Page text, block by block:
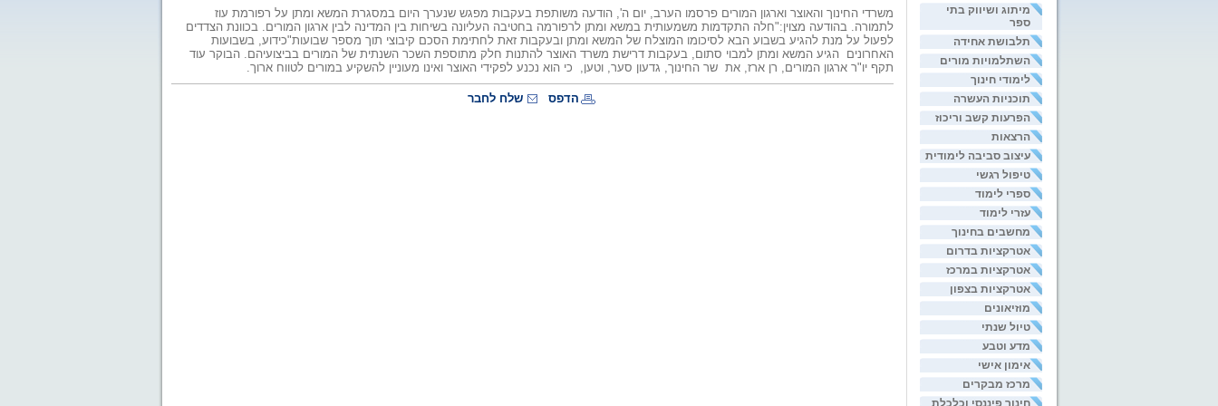
מיתוג ושיווק בתי
ספר
תלבושת אחידה
השתלמויות מורים
לימודי חינוך
תוכניות העשרה
הפרעות קשב וריכוז
הרצאות
עיצוב סביבה לימודית
טיפול רגשי
ספרי לימוד
עזרי לימוד
מחשבים בחינוך
אטרקציות בדרום
אטרקציות במרכז
אטרקציות בצפון
מוזיאונים
טיול שנתי
מדע וטבע
אימון אישי
מרכז מבקרים
חינוך פיננסי וכלכלת
משרדי החינוך והאוצר וארגון המורים פרסמו הערב, יום ה', הודעה משותפת בעקבות מפגש שנערך היום במסגרת המשא ומתן על רפורמת עוז
לתמורה. בהודעה מצוין:"חלה התקדמות משמעותית במשא ומתן לרפורמה בחטיבה העליונה בשיחות בין המדינה לבין ארגון המורים. בכוונת הצדדים
לפעול על מנת להגיע בשבוע הבא לסיכומו המוצלח של המשא ומתן ובעקבות זאת לחתימת הסכם קיבוצי תוך מספר שבועות"כידוע, בשבועות
האחרונים הגיע המשא ומתן למבוי סתום, בעקבות דרישת משרד האוצר להתנות חלק מתוספת השכר השנתית של המורים בביצועיהם. הבוקר עוד
תקף יו"ר ארגון המורים, רן ארז, את שר החינוך, גדעון סער, וטען, כי הוא נכנע לפקידי האוצר ואינו מעוניין להשקיע במורים לטווח ארוך.
הדפס שלח לחבר